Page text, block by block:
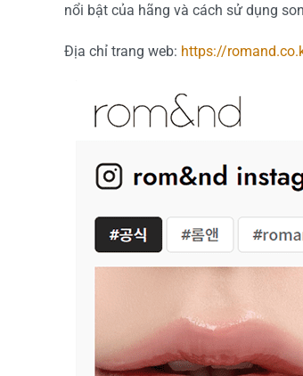
nổi bật của hãng và cách sử dụng
Địa chỉ trang web: https://